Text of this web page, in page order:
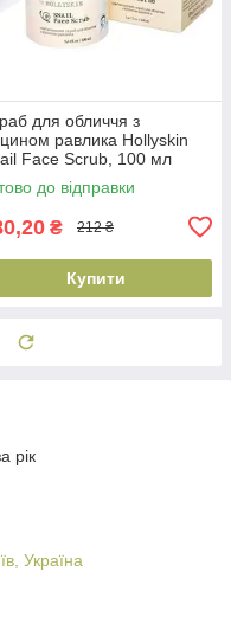
для обличчя з
равлика Hollyskin
Face Scrub, 100 мл
до відправки
₴ 212 ₴
Купити
рік
Україна